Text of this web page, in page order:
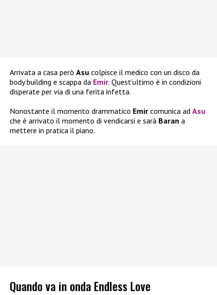
Arrivata a casa però Asu colpisce il medico con un disco da
body building e scappa da Emir. Quest’ultimo è in condizioni
disperate per via di una ferita infetta.
Nonostante il momento drammatico Emir comunica ad Asu
che è arrivato il momento di vendicarsi e sarà Baran a
mettere in pratica il piano.
Quando va in onda Endless Love